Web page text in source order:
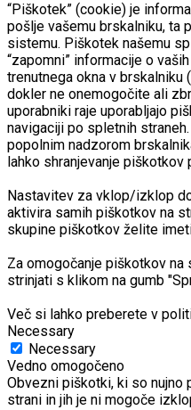
“Piškotek” (cookie) je
pošlje vašemu brskalniku, ta
sistemu. Piškotek našemu
“zapomni” informacije o
trenutnega okna v
dokler ne onemogočite ali
uporabniki raje uporabljajo
navigaciji po spletnih
popolnim nadzorom
lahko shranjevanje
Nastavitev za vklop/izklop
aktivira samih piškotkov na
skupine piškotkov želite
Za omogočanje piškotkov
strinjati s klikom na gumb
Več si lahko preberete v
Necessary
Necessary
Vedno omogočeno
Obvezni piškotki, ki so nujno
strani in jih je ni mogoče